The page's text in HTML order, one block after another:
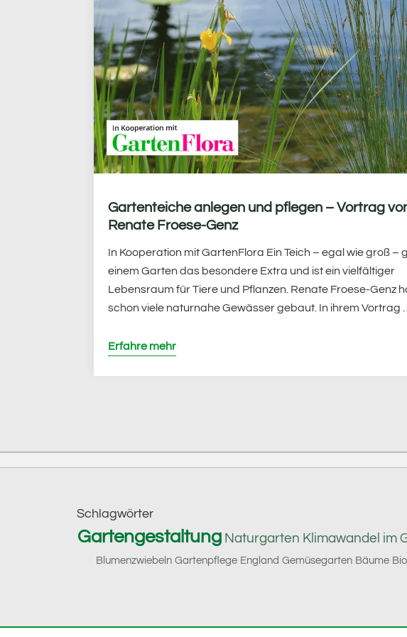
Gartenteiche anlegen und pflegen – Vortrag
Renate Froese-Genz
In Kooperation mit GartenFlora Ein Teich – egal wie groß –
einem Garten das besondere Extra und ist ein vielfältiger
Lebensraum für Tiere und Pflanzen. Renate Froese-Genz
schon viele naturnahe Gewässer gebaut. In ihrem Vortrag …
Erfahre mehr
Footer
Schlagwörter
Gartengestaltung Naturgarten Klimawandel im
Blumenzwiebeln Gartenpflege England Gemüsegarten Bäume